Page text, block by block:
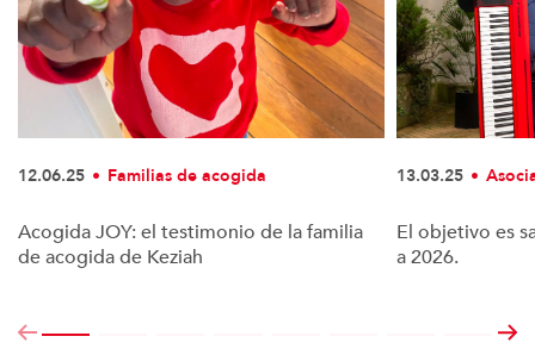
12.06.25 Familias de acogida
Acogida JOY: el testimonio de la familia
de acogida de Keziah
13.03.25
El objetivo es
a 2026.